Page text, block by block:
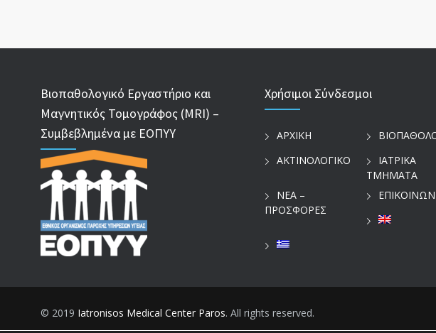
Βιοπαθολογικό Εργαστήριο και
Μαγνητικός Τομογράφος (MRI) –
Συμβεβλημένα με ΕΟΠΥΥ
Χρήσιμοι Σύνδεσμοι
ΑΡΧΙΚΗ
ΑΚΤΙΝΟΛΟΓΙΚΟ
ΙΑΤΡΙΚΑ
ΤΜΗΜΑΤΑ
ΝΕΑ –
ΠΡΟΣΦΟΡΕΣ
© 2019 Iatronisos Medical Center Paros. All rights reserved.